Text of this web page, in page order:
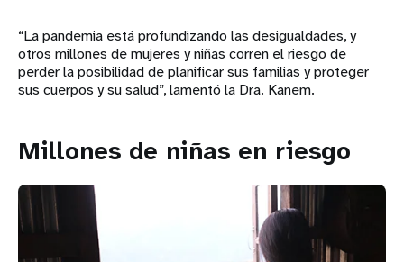
“La pandemia está profundizando las desigualdades, y
otros millones de mujeres y niñas corren el riesgo de
perder la posibilidad de planificar sus familias y proteger
sus cuerpos y su salud”, lamentó la Dra. Kanem.
Millones de niñas en riesgo